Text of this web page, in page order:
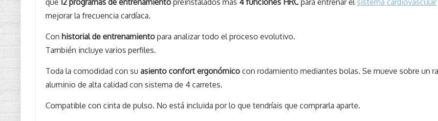
que12 programas de entrenamiento preinstalados más 4 funciones HRC para entrenar elsistema cardiovascular
mejorar la frecuencia cardíaca.
Con historial de entrenamiento para analizar todo el proceso evolutivo.
También incluye varios perfiles.
Toda la comodidad con su asiento confort ergonómico con rodamiento mediantes bolas. Se mueve sobre un
aluminio de alta calidad con sistema de 4 carretes.
Compatible con cinta de pulso. No está incluida por lo que tendríais que comprarla aparte.